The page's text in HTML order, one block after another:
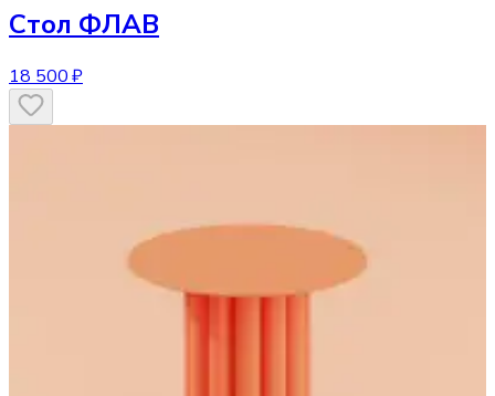
Стол ФЛАВ
18 500 ₽